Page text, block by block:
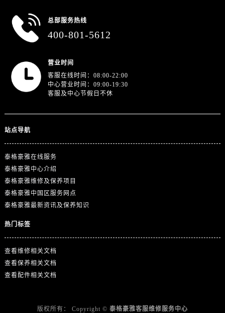
总部服务热线
400-801-5612
营业时间
客服在线时间：08:00-22:00
中心营业时间：09:00-19:30
客服及中心节假日不休
站点导航
泰格豪雅在线服务
泰格豪雅中心介绍
泰格豪雅维修及保养项目
泰格豪雅中国区服务网点
泰格豪雅最新资讯及保养知识
热门标签
查看维修相关文档
查看保养相关文档
查看配件相关文档
版权所有： Copyright © 泰格豪雅客服维修服务中心